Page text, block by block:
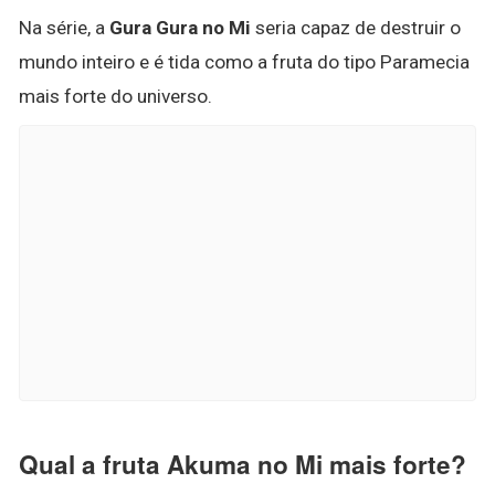
Na série, a Gura Gura no Mi seria capaz de destruir o
mundo inteiro e é tida como a fruta do tipo Paramecia
mais forte do universo.
Qual a fruta Akuma no Mi mais forte?